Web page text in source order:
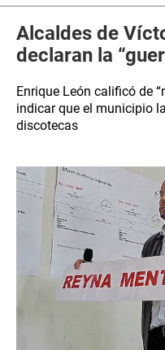
Alcaldes de
declaran la
Enrique León calificó de
indicar que el municipio
discotecas